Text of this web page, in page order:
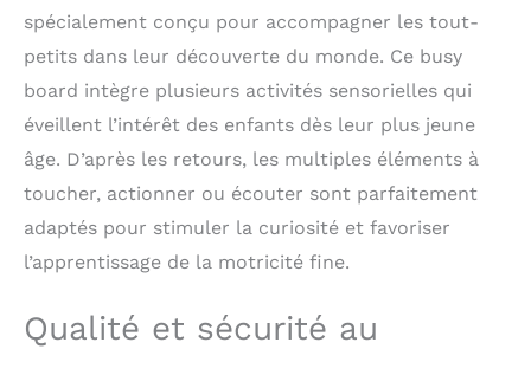
haute qualité et les
bords sont
soigneusement polis
chaque coin est arrondi,
de sorte qu'il n'y a pas
des rayures sur les
doigts des enfants
【Jeu de voyage】 Que
board peut occuper
spécialement conçu pour accompagner les tout-
petits dans leur découverte du monde. Ce busy
board intègre plusieurs activités sensorielles qui
éveillent l’intérêt des enfants dès leur plus jeune
âge. D’après les retours, les multiples éléments à
toucher, actionner ou écouter sont parfaitement
adaptés pour stimuler la curiosité et favoriser
l’apprentissage de la motricité fine.
Qualité et sécurité au